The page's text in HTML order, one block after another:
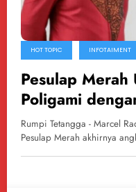
HOT TOPIC INFOTAIMENT
Pesulap Merah
Poligami
Sejak 2022
Rumpi Tetangga - Marcel
Pesulap Merah akhirnya